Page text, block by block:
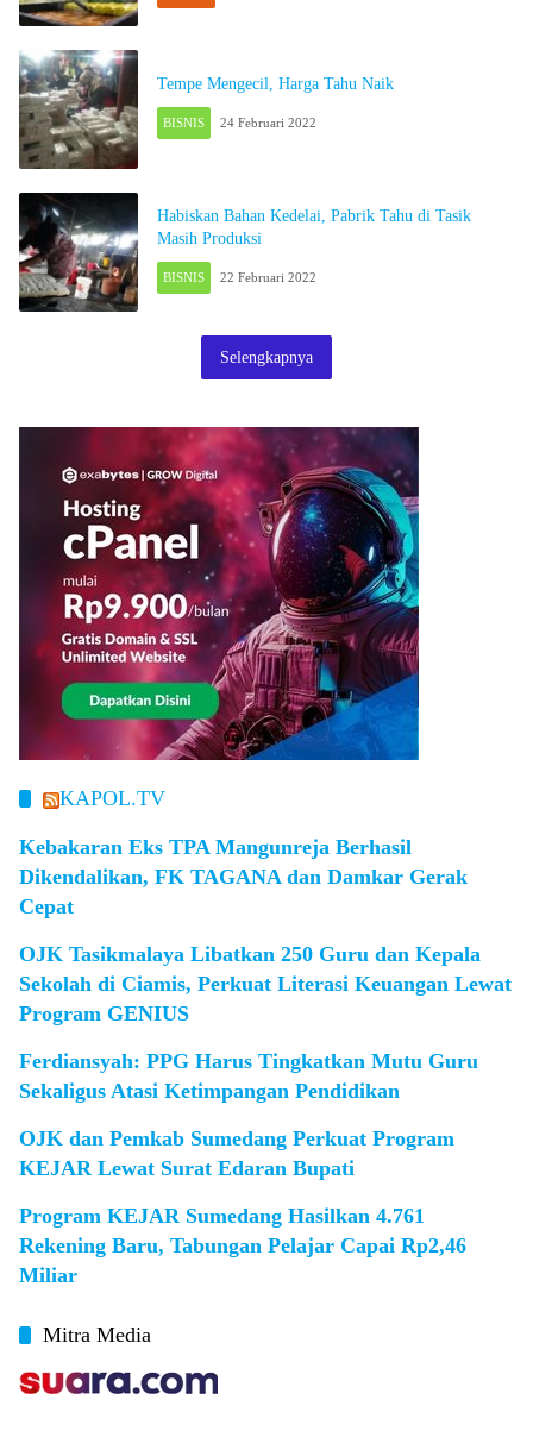
Tempe Mengecil, Harga Tahu Naik
BISNIS 24 Februari 2022
Habiskan Bahan Kedelai, Pabrik Tahu di Tasik
Masih Produksi
BISNIS 22 Februari 2022
Selengkapnya
KAPOL.TV
Kebakaran Eks TPA Mangunreja Berhasil
Dikendalikan, FK TAGANA dan Damkar Gerak
Cepat
OJK Tasikmalaya Libatkan 250 Guru dan Kepala
Sekolah di Ciamis, Perkuat Literasi Keuangan Lewat
Program GENIUS
Ferdiansyah: PPG Harus Tingkatkan Mutu Guru
Sekaligus Atasi Ketimpangan Pendidikan
OJK dan Pemkab Sumedang Perkuat Program
KEJAR Lewat Surat Edaran Bupati
Program KEJAR Sumedang Hasilkan 4.761
Rekening Baru, Tabungan Pelajar Capai Rp2,46
Miliar
Mitra Media